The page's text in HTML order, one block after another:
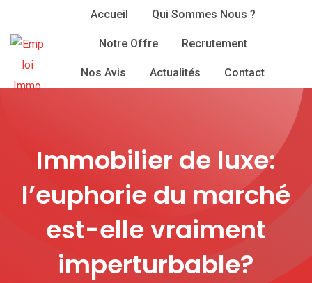
content
Accueil Qui Sommes Nous ?
Notre Offre Recrutement
Nos Avis Actualités Contact
Immobilier de luxe:
l’euphorie du marché
est-elle vraiment
imperturbable?